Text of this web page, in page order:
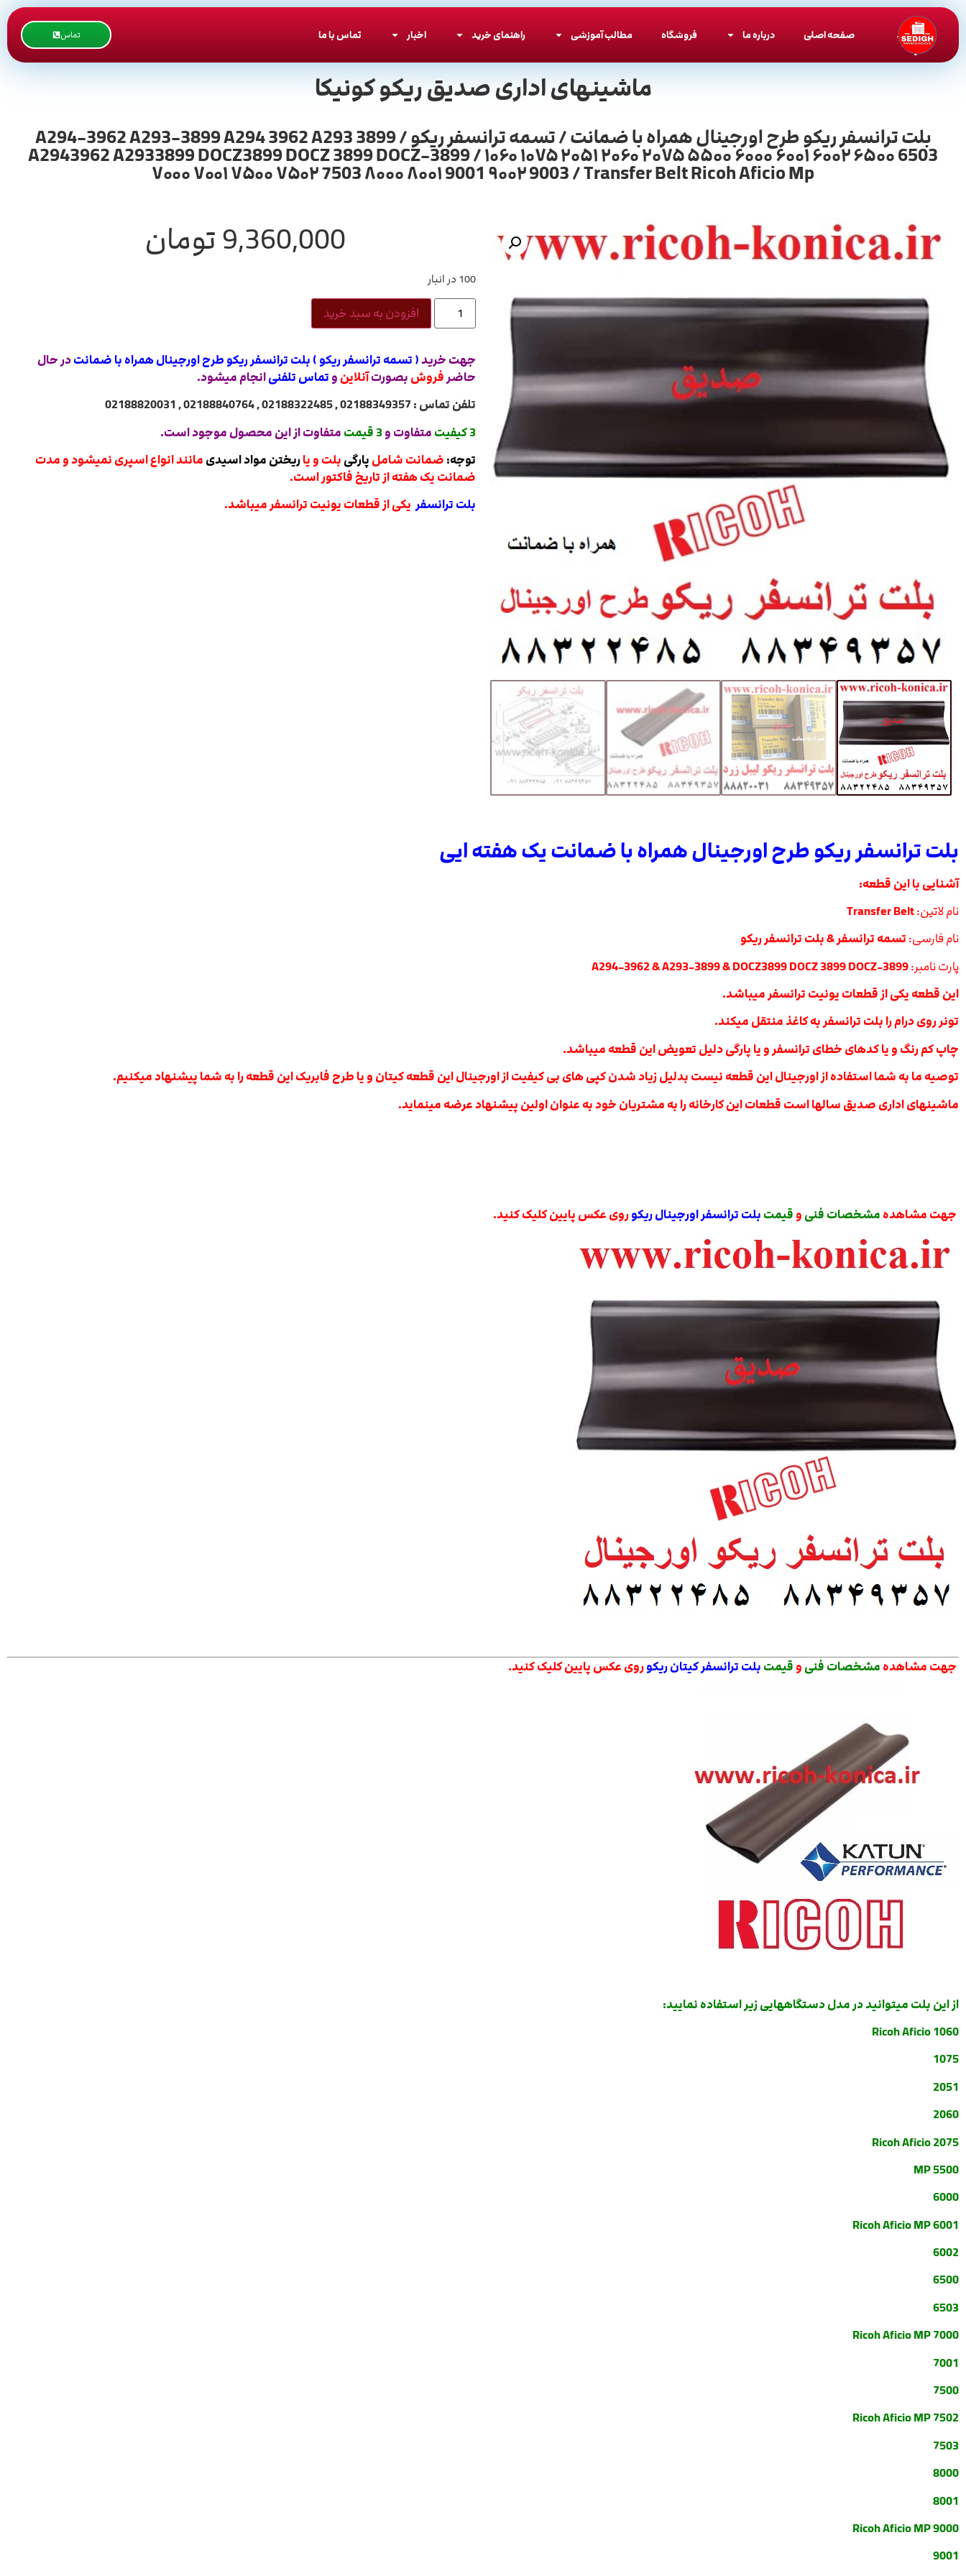
صفحه اصلی درباره ما فروشگاه مطالب آموزشی راهنمای خرید اخبار تماس با ما تماس
ماشینهای اداری صدیق ریکو کونیکا
بلت ترانسفر ریکو طرح اورجینال همراه با ضمانت / تسمه ترانسفر ریکو / A294-3962 A293-3899 A294 3962 A293 3899
A2943962 A2933899 DOCZ3899 DOCZ 3899 DOCZ-3899 / ۱۰۶۰ ۱۰۷۵ ۲۰۵۱ ۲۰۶۰ ۲۰۷۵ ۵۵۰۰ ۶۰۰۰ ۶۰۰۱ ۶۰۰۲ ۶۵۰۰ 6503
۷۰۰۰ ۷۰۰۱ ۷۵۰۰ ۷۵۰۲ 7503 ۸۰۰۰ ۸۰۰۱ 9001 ۹۰۰۲ 9003 / Transfer Belt Ricoh Aficio Mp
9,360,000تومان
100 در انبار
افزودن به سبد خرید
جهت خرید( تسمه ترانسفر ریکو ) بلت ترانسفر ریکو طرح اورجینال همراه با ضمانتدر حال
حاضر فروش بصورتآنلاین و تماس تلفنیانجام میشود.
تلفن تماس : 02188349357 , 02188322485 , 02188840764 , 02188820031
3 کیفیت
متفاوت و3 قیمت
متفاوت از این محصول موجود است.
توجه: ضمانت شامل پارگی بلت و یا ریختن مواد اسیدی مانند انواع اسپری نمیشود و مدت
ضمانت یک هفته از تاریخ فاکتور است.
بلت ترانسفر یکی از قطعات یونیت ترانسفر میباشد.
بلت ترانسفر ریکو طرح اورجینال همراه با ضمانت یک هفته ایی
آشنایی با این قطعه:
نام لاتین:Transfer Belt
نام فارسی: تسمه ترانسفر &بلت ترانسفر ریکو
پارت نامبر:
این قطعه یکی از قطعات یونیت ترانسفر میباشد.
تونر روی درام را بلت ترانسفر به کاغذ منتقل میکند.
چاپ کم رنگ و یا کدهای خطای ترانسفر و یا پارگی دلیل تعویض این قطعه میباشد.
توصیه ما به شما استفاده از اورجینال این قطعه نیست بدلیل زیاد شدن کپی های بی کیفیت از اورجینال این قطعه کیتان و یا طرح فابریک این قطعه را به شما پیشنهاد میکنیم.
ماشینهای اداری صدیق سالها است قطعات این کارخانه را به مشتریان خود به عنوان اولین پیشنهاد عرضه مینماید.
جهت مشاهده مشخصات فنی و قیمت بلت ترانسفر اورجینال ریکو روی عکس پایین کلیک کنید.
جهت مشاهده مشخصات فنی و قیمت بلت ترانسفر کیتان ریکو روی عکس پایین کلیک کنید.
از این بلت میتوانید در مدل دستگاههایی زیر استفاده نمایید:
Ricoh Aficio 1060
1075
2051
2060
Ricoh Aficio 2075
MP 5500
6000
Ricoh Aficio MP 6001
6002
6500
6503
Ricoh Aficio MP 7000
7001
7500
Ricoh Aficio MP 7502
7503
8000
8001
Ricoh Aficio MP 9000
9001